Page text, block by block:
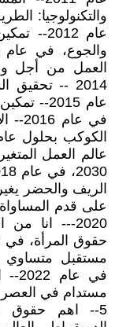
والتكنولوجيا:
عام
العمل من أجل
2014 --
عام
في
على قدم
2020--- انا
في
مستدام في
5-- اهم حقوق